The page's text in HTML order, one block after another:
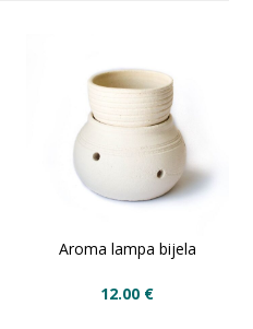
Aroma lampa bijela
12.00 €